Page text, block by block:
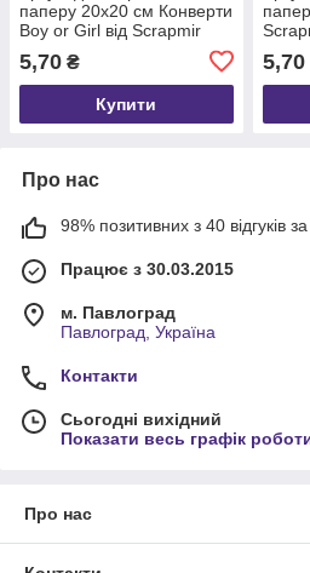
паперу 20х20 см Конверти
Boy or Girl від Scrapmir
5,70 ₴
Купити
5,70
Про нас
98% позитивних з 40 відгуків за
Працює з 30.03.2015
м. Павлоград
Павлоград, Україна
Контакти
Сьогодні вихідний
Показати весь графік
Про нас